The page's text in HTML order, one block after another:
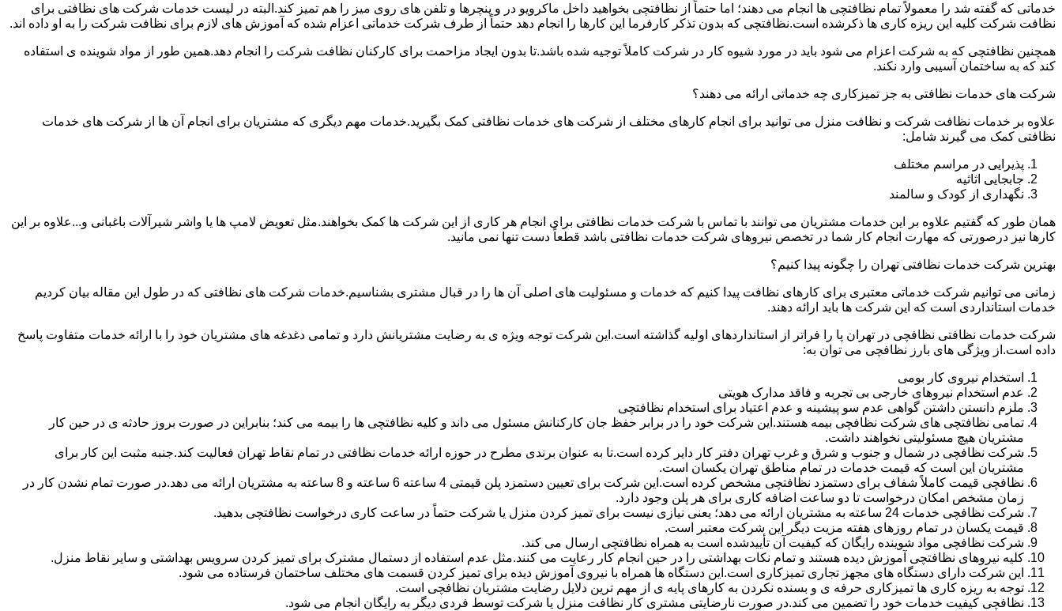
خدماتی که گفته شد را معمولاً تمام نظافتچی ها انجام می دهند؛ اما حتماً از نظافتچی بخواهید داخل ماکرویو در و پنچرها و تلفن های روی میز را هم تمیز کند.البته در لیست خدمات شرکت های نظافتی برای
نظافت شرکت کلیه این ریزه کاری ها ذکرشده است.نظافتچی که بدون تذکر کارفرما این کارها را انجام دهد حتماً از طرف شرکت خدماتی اعزام شده که آموزش های لازم برای نظافت شرکت را به او داده اند.
همچنین نظافتچی که به شرکت اعزام می شود باید در مورد شیوه کار در شرکت کاملاً توجیه شده باشد.تا بدون ایجاد مزاحمت برای کارکنان نظافت شرکت را انجام دهد.همین طور از مواد شوینده ی استفاده
کند که به ساختمان آسیبی وارد نکند.
شرکت های خدمات نظافتی به جز تمیزکاری چه خدماتی ارائه می دهند؟
علاوه بر خدمات نظافت شرکت و نظافت منزل می توانید برای انجام کارهای مختلف از شرکت های خدمات نظافتی کمک بگیرید.خدمات مهم دیگری که مشتریان برای انجام آن ها از شرکت های خدمات
نظافتی کمک می گیرند شامل:
پذیرایی در مراسم مختلف
جابجایی اثاثیه
نگهداری از کودک و سالمند
همان طور که گفتیم علاوه بر این خدمات مشتریان می توانند با تماس با شرکت خدمات نظافتی برای انجام هر کاری از این شرکت ها کمک بخواهند.مثل تعویض لامپ ها یا واشر شیرآلات باغبانی و...علاوه بر این
کارها نیز درصورتی که مهارت انجام کار شما در تخصص نیروهای شرکت خدمات نظافتی باشد قطعاً دست تنها نمی مانید.
بهترین شرکت خدمات نظافتی تهران را چگونه پیدا کنیم؟
زمانی می توانیم شرکت خدماتی معتبری برای کارهای نظافت پیدا کنیم که خدمات و مسئولیت های اصلی آن ها را در قبال مشتری بشناسیم.خدمات شرکت های نظافتی که در طول این مقاله بیان کردیم
خدمات استانداردی است که این شرکت ها باید ارائه دهند.
شرکت خدمات نظافتی نظافچی در تهران پا را فراتر از استانداردهای اولیه گذاشته است.این شرکت توجه ویژه ی به رضایت مشتریانش دارد و تمامی دغدغه های مشتریان خود را با ارائه خدمات متفاوت پاسخ
داده است.از ویژگی های بارز نظافچی می توان به:
استخدام نیروی کار بومی
عدم استخدام نیروهای خارجی بی تجربه و فاقد مدارک هویتی
ملزم دانستن داشتن گواهی عدم سو پیشینه و عدم اعتیاد برای استخدام نظافتچی
تمامی نظافتچی های شرکت نظافچی بیمه هستند.این شرکت خود را در برابر حفظ جان کارکنانش مسئول می داند و کلیه نظافتچی ها را بیمه می کند؛ بنابراین در صورت بروز حادثه ی در حین کار
مشتریان هیچ مسئولیتی نخواهند داشت.
شرکت نظافچی در شمال و جنوب و شرق و غرب تهران دفتر کار دایر کرده است.تا به عنوان برندی مطرح در حوزه ارائه خدمات نظافتی در تمام نقاط تهران فعالیت کند.جنبه مثبت این کار برای
مشتریان این است که قیمت خدمات در تمام مناطق تهران یکسان است.
نظافچی قیمت کاملاً شفاف برای دستمزد نظافتچی مشخص کرده است.این شرکت برای تعیین دستمزد پلن قیمتی 4 ساعته 6 ساعته و 8 ساعته به مشتریان ارائه می دهد.در صورت تمام نشدن کار در
زمان مشخص امکان درخواست تا دو ساعت اضافه کاری برای هر پلن وجود دارد.
شرکت نظافچی خدمات 24 ساعته به مشتریان ارائه می دهد؛ یعنی نیازی نیست برای تمیز کردن منزل یا شرکت حتماً در ساعت کاری درخواست نظافتچی بدهید.
قیمت یکسان در تمام روزهای هفته مزیت دیگر این شرکت معتبر است.
شرکت نظافچی مواد شوینده رایگان که کیفیت آن تأییدشده است به همراه نظافتچی ارسال می کند.
کلیه نیروهای نظافتچی آموزش دیده هستند و تمام نکات بهداشتی را در حین انجام کار رعایت می کنند.مثل عدم استفاده از دستمال مشترک برای تمیز کردن سرویس بهداشتی و سایر نقاط منزل.
این شرکت دارای دستگاه های مجهز تجاری تمیزکاری است.این دستگاه ها همراه با نیروی آموزش دیده برای تمیز کردن قسمت های مختلف ساختمان فرستاده می شود.
توجه به ریزه کاری ها تمیزکاری حرفه ی و بسنده نکردن به کارهای پایه ی از مهم ترین دلایل رضایت مشتریان نظافچی است.
نظافچی کیفیت خدمات خود را تضمین می کند.در صورت نارضایتی مشتری کار نظافت منزل یا شرکت توسط فردی دیگر به رایگان انجام می شود.